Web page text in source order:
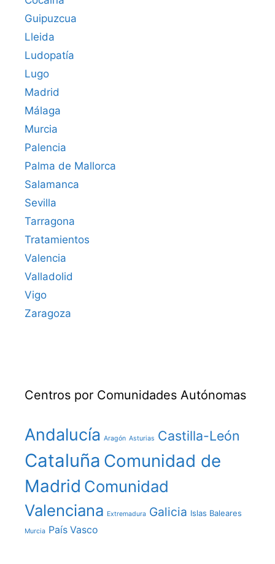
Guipuzcua
Lleida
Ludopatía
Lugo
Madrid
Málaga
Murcia
Palencia
Palma de Mallorca
Salamanca
Sevilla
Tarragona
Tratamientos
Valencia
Valladolid
Vigo
Zaragoza
Centros por Comunidades Autónomas
Andalucía Aragón Asturias Castilla-León
Cataluña Comunidad de
Madrid Comunidad
Valenciana Extremadura Galicia Islas Baleares
Murcia País Vasco